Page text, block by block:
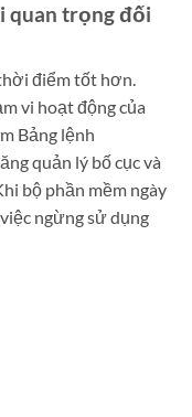
quan trọng đối
điểm tốt hơn.
vi hoạt động của
Bảng lệnh
quản lý bố cục và
bộ phần mềm ngày
ngừng sử dụng